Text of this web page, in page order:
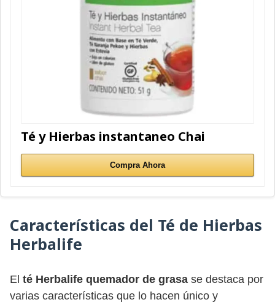
Té y Hierbas instantaneo Chai
Compra Ahora
Características del Té de Hierbas
Herbalife
El té Herbalife quemador de grasa se destaca por
varias características que lo hacen único y